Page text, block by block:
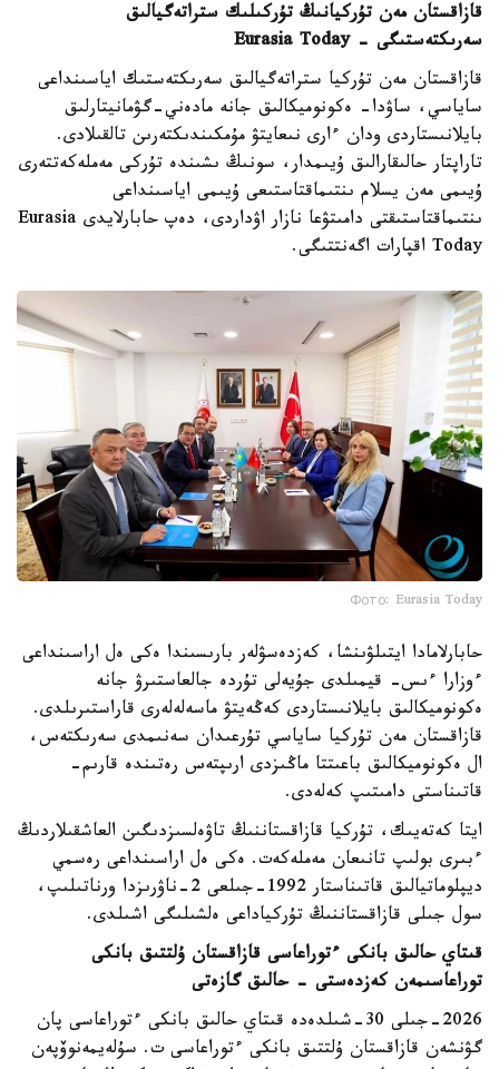
قازاقستان مەن تۇركيانىڭ تۇركىلىك ستراتەگيالىق
سەرىكتەستىگى - Eurasia Today
قازاقستان مەن تۇركيا ستراتەگيالىق سەرىكتەستىك اياسىنداعى
ساياسي، ساۋدا- ەكونوميكالىق جانە مادەني-گۋمانيتارلىق
بايلانىستاردى ودان ءارى نىعايتۋ مۇمكىندىكتەرىن تالقىلادى.
تاراپتار حالىقارالىق ۇيىمدار، سونىڭ ىشىندە تۇركى مەملەكەتتەرى
ۇيىمى مەن يسلام ىنتىماقتاستىعى ۇيىمى اياسىنداعى
ىنتىماقتاستىقتى دامىتۋعا نازار اۋداردى، دەپ حابارلايدى Eurasia
Today اقپارات اگەنتتىگى.
Фото: Eurasia Today
حابارلامادا ايتىلۋىنشا، كەزدەسۋلەر بارىسىندا ەكى ەل اراسىنداعى
ءوزارا ءىس- قيمىلدى جۇيەلى تۇردە جالعاستىرۋ جانە
ەكونوميكالىق بايلانىستاردى كەڭەيتۋ ماسەلەلەرى قاراستىرىلدى.
قازاقستان مەن تۇركيا ساياسي تۇرعىدان سەنىمدى سەرىكتەس،
ال ەكونوميكالىق باعىتتا ماڭىزدى ارىپتەس رەتىندە قارىم-
قاتىناستى دامىتىپ كەلەدى.
ايتا كەتەيىك، تۇركيا قازاقستاننىڭ تاۋەلسىزدىگىن العاشقىلاردىڭ
ءبىرى بولىپ تانىعان مەملەكەت. ەكى ەل اراسىنداعى رەسمي
ديپلوماتيالىق قاتىناستار 1992-جىلعى 2-ناۋرىزدا ورناتىلىپ،
سول جىلى قازاقستاننىڭ تۇركياداعى ەلشىلىگى اشىلدى.
قىتاي حالىق بانكى ءتوراعاسى قازاقستان ۇلتتىق بانكى
توراعاسىمەن كەزدەستى - حالىق گازەتى
2026-جىلى 30-شىلدەدە قىتاي حالىق بانكى ءتوراعاسى پان
گۋنشەن قازاقستان ۇلتتىق بانكى ءتوراعاسى ت. سۇلەيمەنوۆپەن